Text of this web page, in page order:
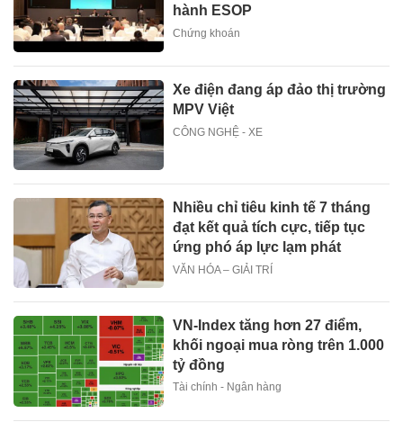
hành ESOP
Chứng khoán
Xe điện đang áp đảo thị trường
MPV Việt
CÔNG NGHỆ - XE
Nhiều chỉ tiêu kinh tế 7 tháng
đạt kết quả tích cực, tiếp tục
ứng phó áp lực lạm phát
VĂN HÓA – GIẢI TRÍ
VN-Index tăng hơn 27 điểm,
khối ngoại mua ròng trên 1.000
tỷ đồng
Tài chính - Ngân hàng